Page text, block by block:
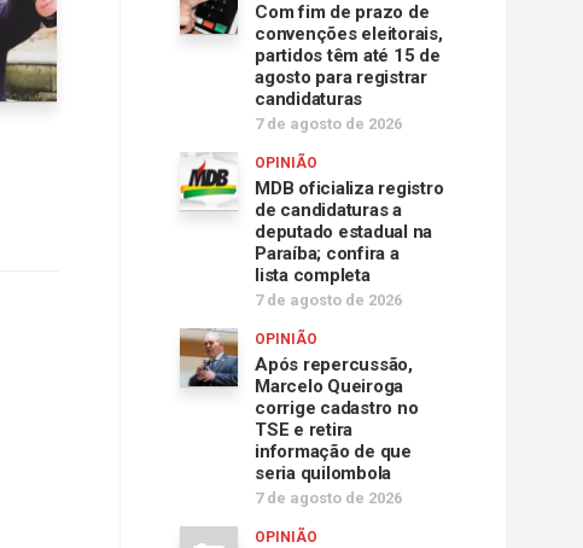
Com fim de prazo de
convenções eleitorais,
partidos têm até 15 de
agosto para registrar
candidaturas
7 de agosto de 2026
OPINIÃO
MDB oficializa registro
de candidaturas a
deputado estadual na
Paraíba; confira a
lista completa
7 de agosto de 2026
OPINIÃO
Após repercussão,
Marcelo Queiroga
corrige cadastro no
TSE e retira
informação de que
seria quilombola
7 de agosto de 2026
OPINIÃO